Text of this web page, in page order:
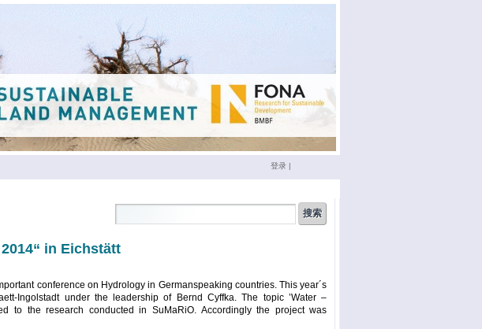
登录 |
in Eichstätt
conference on Hydrology in Germanspeaking countries. This year´s
Ingolstadt under the leadership of Bernd Cyffka. The topic ’Water –
to the research conducted in SuMaRiO. Accordingly the project was